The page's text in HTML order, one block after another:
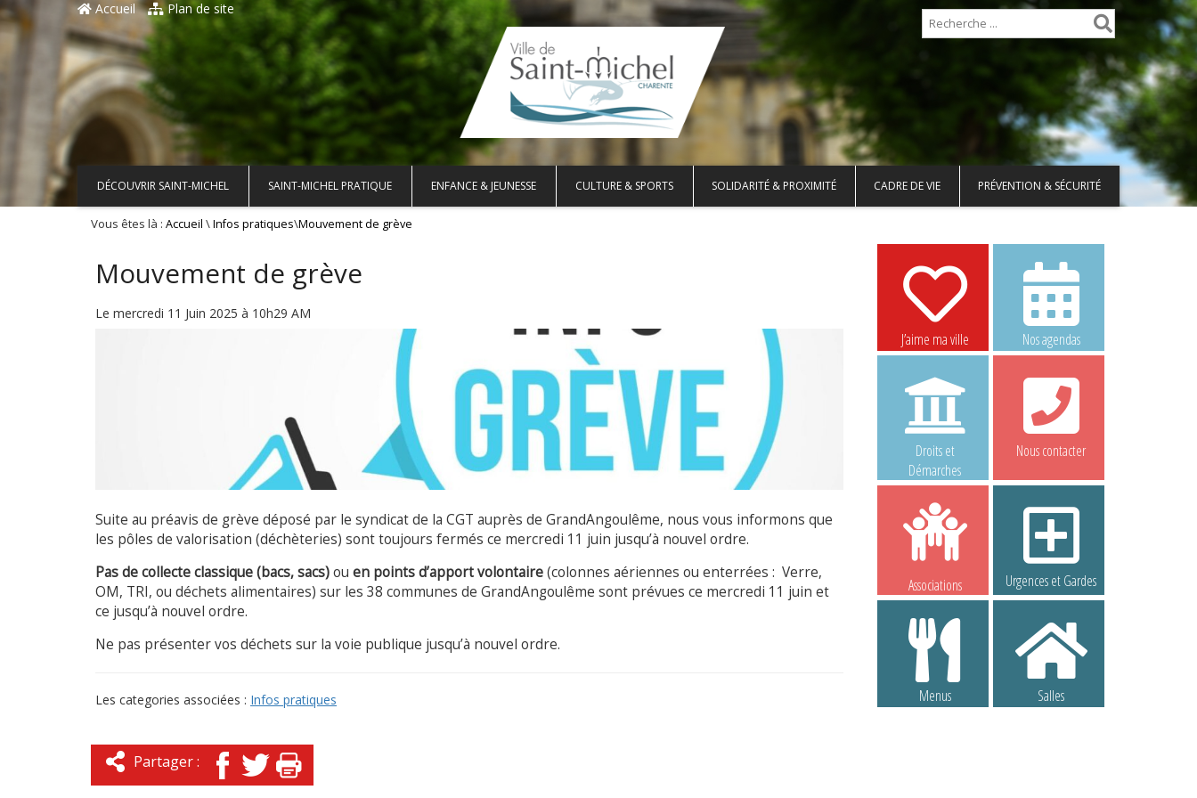
Accueil Plan de site
DÉCOUVRIR SAINT-MICHEL SAINT-MICHEL PRATIQUE ENFANCE & JEUNESSE CULTURE & SPORTS SOLIDARITÉ & PROXIMITÉ CADRE DE VIE PRÉVENTION & SÉCURITÉ
Vous êtes là : Accueil \Infos pratiques\Mouvement de grève
Mouvement de grève
Le mercredi 11 Juin 2025 à 10h29 AM
Suite au préavis de grève déposé par le syndicat de la CGT auprès de GrandAngoulême, nous vous informons que
les pôles de valorisation (déchèteries) sont toujours fermés ce mercredi 11 juin jusqu’à nouvel ordre.
Pas de collecte classique (bacs, sacs)ou en points d’apport volontaire(colonnes aériennes ou enterrées : Verre,
OM, TRI, ou déchets alimentaires) sur les 38 communes de GrandAngoulême sont prévues ce mercredi 11 juin et
ce jusqu’à nouvel ordre.
Ne pas présenter vos déchets sur la voie publique jusqu’à nouvel ordre.
Les categories associées : Infos pratiques
J’aime ma ville Nos agendas
Droits et
Démarches
Nous contacter
Associations Urgences et Gardes
Menus Salles
Partager :